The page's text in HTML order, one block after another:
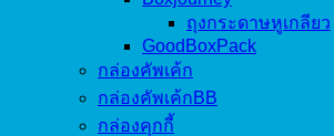
ถุงกระดาษหูเกลียว
GoodBoxPack
กล่องคัพเค้ก
กล่องคัพเค้กBB
กล่องคุกกี้